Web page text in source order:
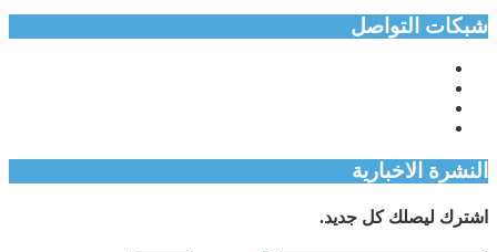
شبكات التواصل
النشرة الاخبارية
اشترك ليصلك كل جديد.